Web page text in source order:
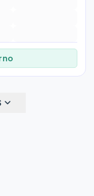
keyboard_arrow_down